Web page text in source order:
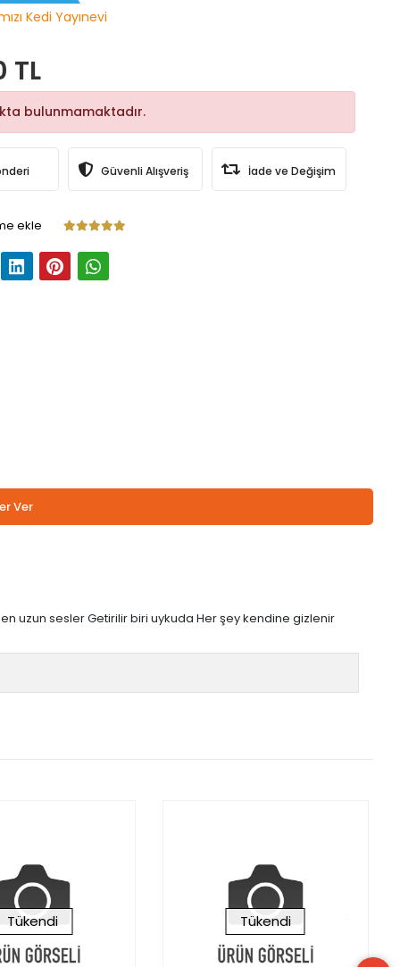
Kedi Yayınevi
TL
bulunmamaktadır.
Güvenli Alışveriş İade ve Değişim
ekle
Ver
uzun sesler Getirilir biri uykuda Her şey kendine gizlenir
Tükendi Tükendi